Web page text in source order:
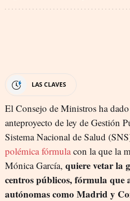
LAS CLAVES
El Consejo de Ministros ha
anteproyecto de ley de Gestión
Sistema Nacional de Salud
polémica fórmulacon la que la
Mónica García, quiere vetar la
centros públicos, fórmula que
autónomas como Madrid y